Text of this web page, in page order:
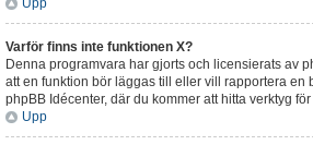
Upp
Varför finns inte funktionen X?
Denna programvara har gjorts och licensierats av
att en funktion bör läggas till eller vill rapportera en
phpBB Idécenter, där du kommer att hitta verktyg
Upp